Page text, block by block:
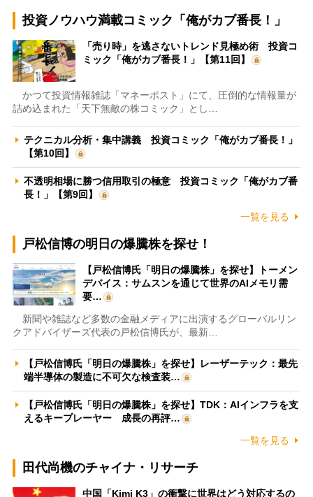
投資ノウハウ満載コミック「俺がカブ番長！」
「売り時」を逃さないトレンド見極め術 投資コ
ミック「俺がカブ番長！」【第11回】
かつて投資情報雑誌「マネーポスト」にて、圧倒的な情報量が
詰め込まれた「天下無敵の株コミック」とし…
テクニカル分析・集中講義 投資コミック「俺がカブ番長！」
【第10回】
不透明相場に勝つ信用取引の極意 投資コミック「俺がカブ番
長！」【第9回】
一覧を見る
戸松信博の明日の爆騰株を探せ！
【戸松信博氏「明日の爆騰株」を探せ】トーメン
デバイス：サムスンを通じて世界のAIメモリ需
要…
新聞や雑誌など多数の金融メディアに出演するグローバルリン
クアドバイザーズ代表の戸松信博氏が、最新…
【戸松信博氏「明日の爆騰株」を探せ】レーザーテック：最先
端半導体の製造に不可欠な検査装…
【戸松信博氏「明日の爆騰株」を探せ】TDK：AIインフラを支
えるキープレーヤー 成長の再評…
一覧を見る
田代尚機のチャイナ・リサーチ
中国「Kimi K3」の衝撃に世界はどう対応するの